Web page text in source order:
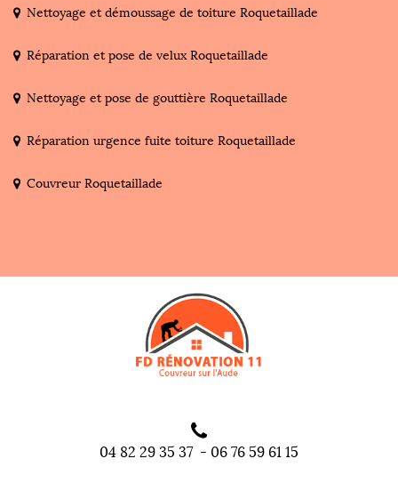
Nettoyage et démoussage de toiture Roquetaillade
Réparation et pose de velux Roquetaillade
Nettoyage et pose de gouttière Roquetaillade
Réparation urgence fuite toiture Roquetaillade
Couvreur Roquetaillade
04 82 29 35 37 - 06 76 59 61 15